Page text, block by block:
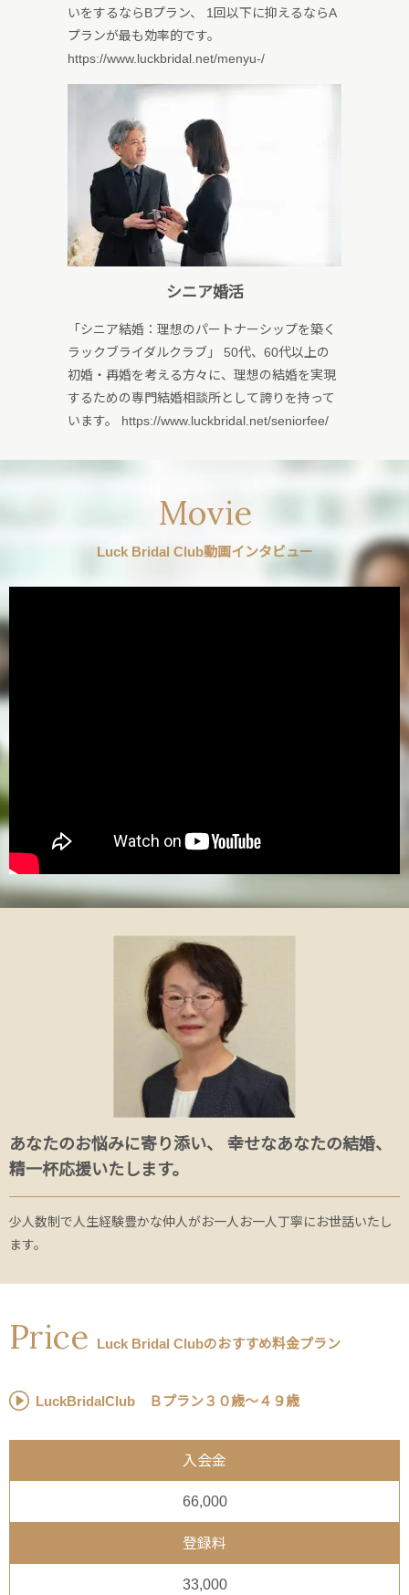
いをするならBプラン、 1回以下に抑えるならA
プランが最も効率的です。
https://www.luckbridal.net/menyu-/
シニア婚活
「シニア結婚：理想のパートナーシップを築く
ラックブライダルクラブ」 50代、60代以上の
初婚・再婚を考える方々に、理想の結婚を実現
するための専門結婚相談所として誇りを持って
います。 https://www.luckbridal.net/seniorfee/
Movie
Luck Bridal Club動画インタビュー
あなたのお悩みに寄り添い、 幸せなあなたの結婚、
精一杯応援いたします。
少人数制で人生経験豊かな仲人がお一人お一人丁寧にお世話いたし
ます。
Price Luck Bridal Clubのおすすめ料金プラン
LuckBridalClub Ｂプラン３０歳～４９歳
入会金
66,000
登録料
33,000